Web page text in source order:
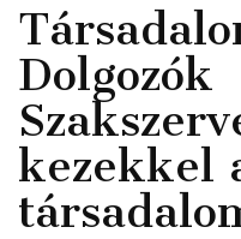
Dolgozók
kezekkel